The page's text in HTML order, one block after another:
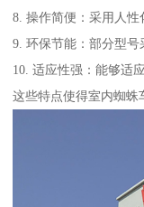
8. 操作简便：采用人性
9. 环保节能：部分型号
10. 适应性强：能够适
这些特点使得室内蜘蛛